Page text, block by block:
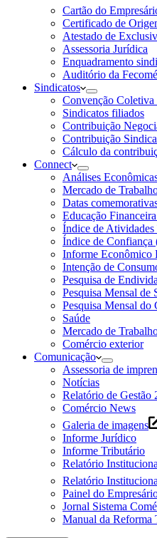
Cartão do
Certificado de
Atestado de
Assessoria Jurídica
Enquadramento
Auditório da
Sindicatos
Convenção Coletiva
Sindicatos filiados
Contribuição
Contribuição
Cálculo da
Connect
Análises
Mercado de
Datas
Educação
Índice de Atividades
Índice de Confiança
Informe Econômico
Intenção de
Pesquisa de
Pesquisa Mensal de
Pesquisa Mensal
Saúde
Mercado de
Comércio exterior
Comunicação
Assessoria de
Notícias
Relatório de Gestão
Comércio News
Galeria de imagens
Informe Jurídico
Informe Tributário
Relatório
Relatório
Painel do
Jornal Sistema
Manual da Reforma